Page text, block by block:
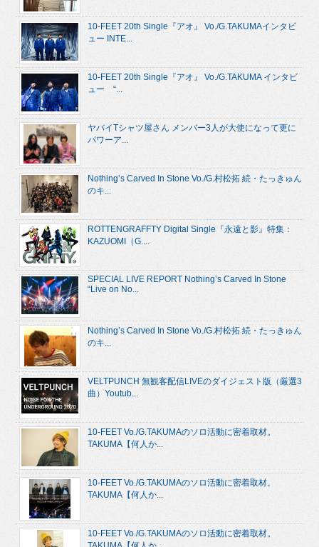
10-FEET 20th Single『アオ』 Vo./G.TAKUMAインタビ
ュー INTE...
10-FEET 20th Single『アオ』 Vo./G.TAKUMA インタビ
ュー “...
ヤバイTシャツ屋さん メンバー3人が大使になって更に
パワーア...
Nothing’s Carved In Stone Vo./G.村松拓 続・たっきゅん
のキ...
ROTTENGRAFFTY Digital Single『永遠と影』特集：
KAZUOMI（G....
SPECIAL LIVE REPORT Nothing’s Carved In Stone
“Live on No...
Nothing’s Carved In Stone Vo./G.村松拓 続・たっきゅん
のキ...
VELTPUNCH 無観客配信LIVEのダイジェスト版（厳選3
曲）Youtub...
10-FEET Vo./G.TAKUMAのソロ活動に密着取材。
TAKUMA【何人か...
10-FEET Vo./G.TAKUMAのソロ活動に密着取材。
TAKUMA【何人か...
10-FEET Vo./G.TAKUMAのソロ活動に密着取材。